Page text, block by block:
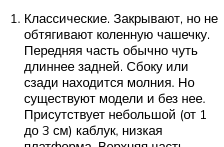
Классические. Закрывают, но не
обтягивают коленную чашечку.
Передняя часть обычно чуть
длиннее задней. Сбоку или
сзади находится молния. Но
существуют модели и без нее.
Присутствует небольшой (от 1
до 3 см) каблук, низкая